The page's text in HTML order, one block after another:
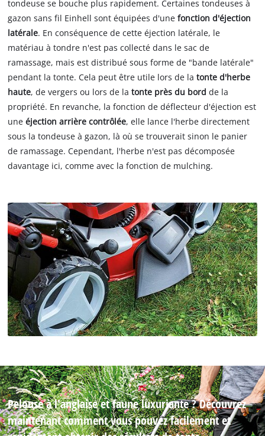
tondeuse se bouche plus rapidement. Certaines tondeuses à
gazon sans fil Einhell sont équipées d'unefonction d'éjection
latérale. En conséquence de cette éjection latérale, le
matériau à tondre n'est pas collecté dans le sac de
ramassage, mais est distribué sous forme de "bande latérale"
pendant la tonte. Cela peut être utile lors de latonte d'herbe
haute, de vergers ou lors de latonte près du bord de la
propriété. En revanche, la fonction de déflecteur d'éjection est
uneéjection arrière contrôlée, elle lance l'herbe directement
sous la tondeuse à gazon, là où se trouverait sinon le panier
de ramassage. Cependant, l'herbe n'est pas décomposée
davantage ici, comme avec la fonction de mulching.
Pelouse à l'anglaise et faune luxuriante ? Découvrez
maintenant comment vous pouvez facilement et